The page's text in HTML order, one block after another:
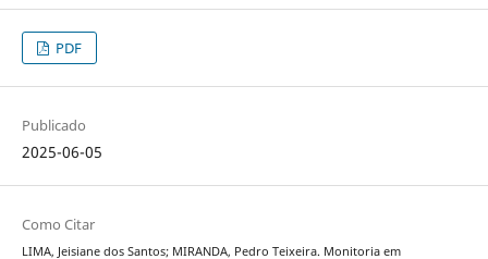
PDF
Publicado
2025-06-05
Como Citar
LIMA, Jeisiane dos Santos; MIRANDA, Pedro Teixeira. Monitoria em